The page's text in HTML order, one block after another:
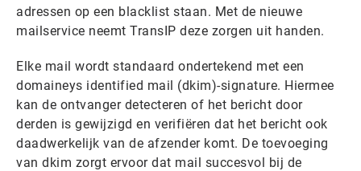
adressen op een blacklist staan. Met de nieuwe
mailservice neemt TransIP deze zorgen uit handen.
Elke mail wordt standaard ondertekend met een
domaineys identified mail (dkim)-signature. Hiermee
kan de ontvanger detecteren of het bericht door
derden is gewijzigd en verifiëren dat het bericht ook
daadwerkelijk van de afzender komt. De toevoeging
van dkim zorgt ervoor dat mail succesvol bij de